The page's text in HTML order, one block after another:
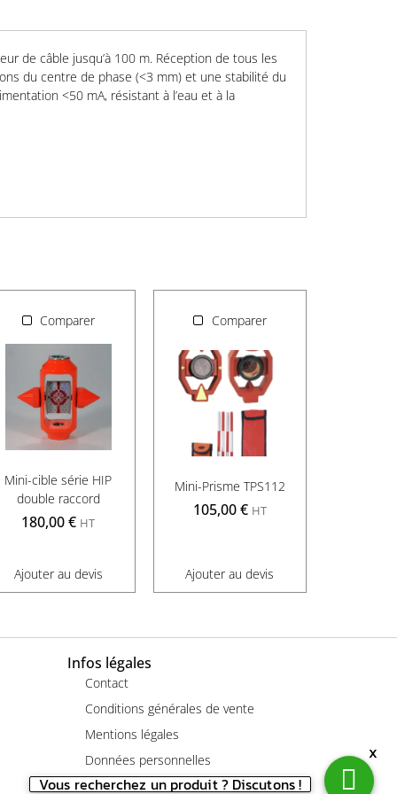
Vous recherchez un produit ? Discutons !
x
de câble jusqu’à 100 m. Réception de tous les
du centre de phase (<3 mm) et une stabilité du
<50 mA, résistant à l’eau et à la
Comparer
Mini-cible série HIP
double raccord
180,00€ HT
Ajouter au devis
Comparer
Mini-Prisme TPS112
105,00€ HT
Ajouter au devis
Infos légales
Contact
Conditions générales de vente
Mentions légales
Données personnelles